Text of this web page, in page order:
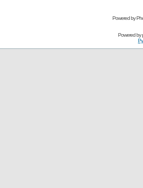
Powered by
Powered by